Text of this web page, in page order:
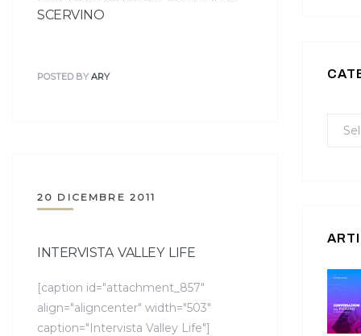
SCERVINO
POSTED BY ARY
20 DICEMBRE 2011
INTERVISTA VALLEY LIFE
[caption id="attachment_857"
align="aligncenter" width="503"
caption="Intervista Valley Life"]